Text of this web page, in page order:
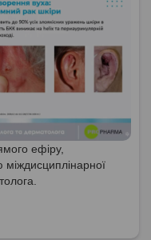
ефіру,